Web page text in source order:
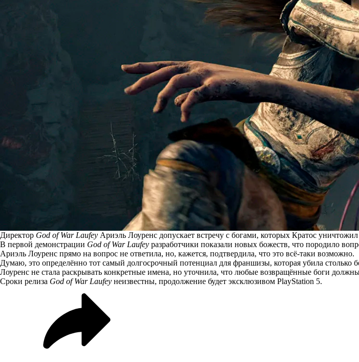
Директор God of War Laufey Ариэль Лоуренс допускает встречу с богами, которых Кратос
В первой демонстрации God of War Laufey разработчики показали новых божеств, что породило
Ариэль Лоуренс прямо на вопрос не ответила, но, кажется, подтвердила, что это всё-таки возможно.
Думаю, это определённо тот самый долгосрочный потенциал для франшизы, которая убила столько
Лоуренс не стала раскрывать конкретные имена, но уточнила, что любые возвращённые боги
Сроки релиза God of War Laufey неизвестны, продолжение будет эксклюзивом PlayStation 5.